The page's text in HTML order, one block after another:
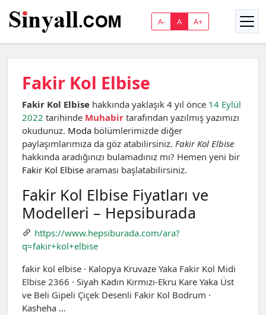
A- A A+
Fakir Kol Elbise
Fakir Kol Elbise hakkında yaklaşık 4 yıl önce 14 Eylül
2022 tarihinde Muhabir tarafından yazılmış yazımızı
okudunuz. Moda bölümlerimizde diğer
paylaşımlarımıza da göz atabilirsiniz. Fakir Kol Elbise
hakkında aradığınızı bulamadınız mı? Hemen yeni bir
Fakir Kol Elbise araması başlatabilirsiniz.
Fakir Kol Elbise Fiyatları ve
Modelleri – Hepsiburada
https://www.hepsiburada.com/ara?
q=fakir+kol+elbise
fakir kol elbise · Kalopya Kruvaze Yaka Fakir Kol Midi
Elbise 2366 · Siyah Kadın Kırmızı-Ekru Kare Yaka Üst
ve Beli Gipeli Çiçek Desenli Fakir Kol Bodrum ·
Kasheha …